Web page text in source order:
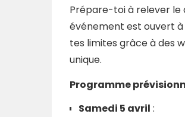
Prépare-toi à relever le
événement est ouvert
tes limites grâce à des
unique.
Programme
Samedi 5 avril :